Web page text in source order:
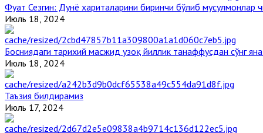
Фуат Сезгин: Дунё хариталарини биринчи бўлиб мусулмонлар
Июль 18, 2024
Босниядаги тарихий масжид узоқ йиллик танаффусдан сўнг
Июль 18, 2024
Таъзия билдирамиз
Июль 17, 2024